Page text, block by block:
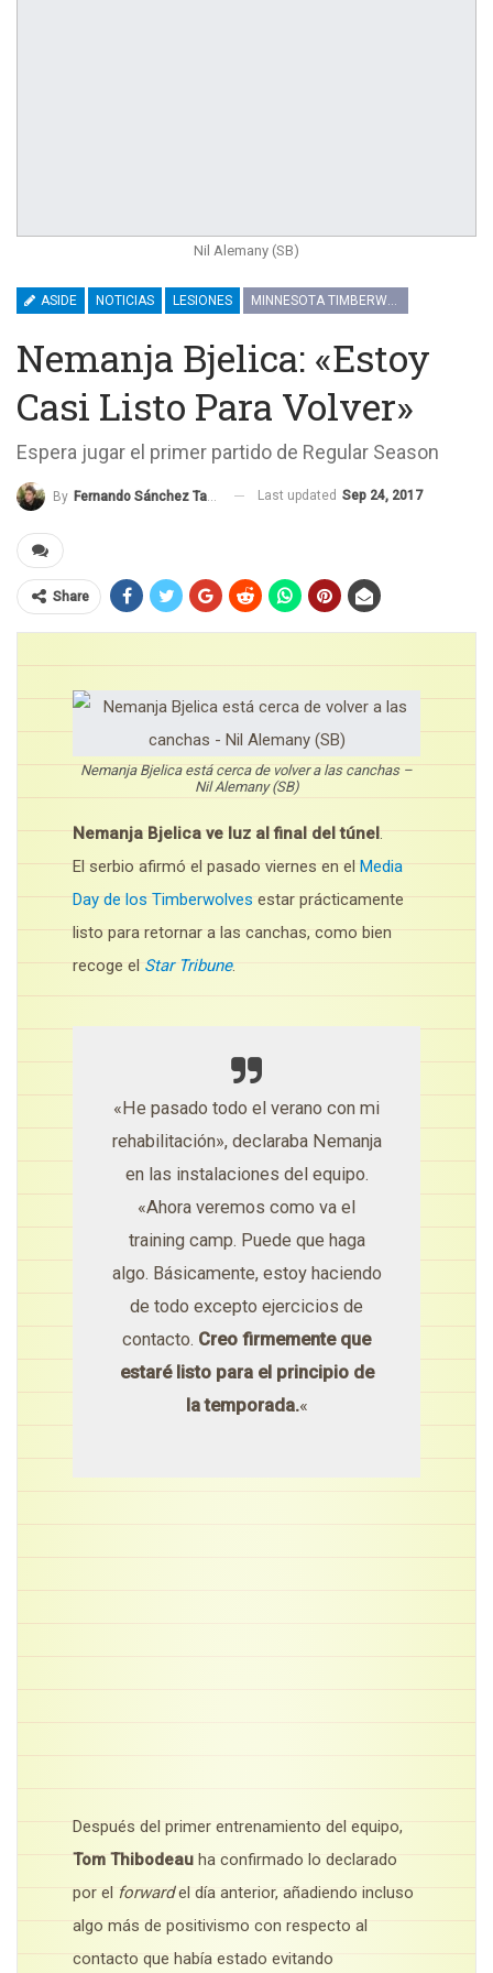
Nil Alemany (SB)
ASIDE NOTICIAS LESIONES MINNESOTA TIMBERWOLVES
Nemanja Bjelica: «Estoy
Casi Listo Para Volver»
Espera jugar el primer partido de Regular Season
By Fernando Sánchez Tavero Last updated Sep 24, 2017
Share
Nemanja Bjelica está cerca de volver a las canchas –
Nil Alemany (SB)
Nemanja Bjelica ve luz al final del túnel.
El serbio afirmó el pasado viernes en el Media
Day de los Timberwolves estar prácticamente
listo para retornar a las canchas, como bien
recoge el Star Tribune.
«He pasado todo el verano con mi
rehabilitación», declaraba Nemanja
en las instalaciones del equipo.
«Ahora veremos como va el
training camp. Puede que haga
algo. Básicamente, estoy haciendo
de todo excepto ejercicios de
contacto. Creo firmemente que
estaré listo para el principio de
la temporada.«
Después del primer entrenamiento del equipo,
Tom Thibodeau ha confirmado lo declarado
por el forwardel día anterior, añadiendo incluso
algo más de positivismo con respecto al
contacto que había estado evitando